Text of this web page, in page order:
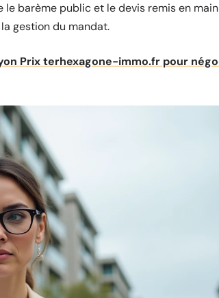
barème public et le devis remis en
gestion du mandat.
Prix terhexagone-immo.fr pour